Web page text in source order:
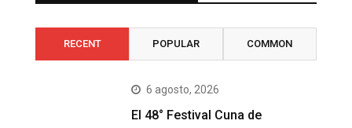
RECENT POPULAR COMMON
6 agosto, 2026
El 48° Festival Cuna de